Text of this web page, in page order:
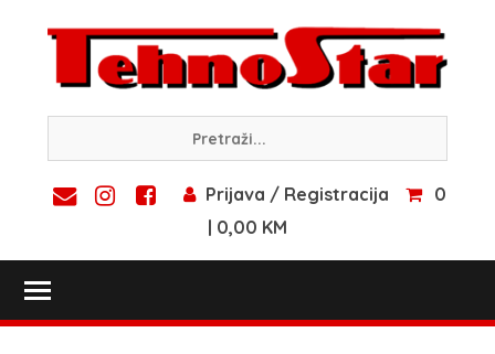
content
Prijava / Registracija
0
| 0,00 KM